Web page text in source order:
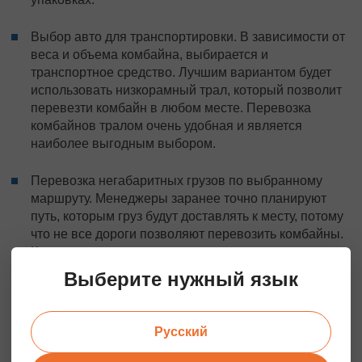
Выбор авто для транспортировки. В зависимости от
веса и объема комбайна, выбирается и
транспортное средство. Лучшим вариантом будет
использовать низкорамный трал, который позволит
перевезти комбайн в любом месте. Перевозка
комбайнов тралом очень удобная и является
наиболее выгодным выбором.
Перевозка негабаритных грузов по выбранному
маршруту. Менеджеры заранее точно планируют
путь, которым груз будут доставлять к месту, потому
что не все дороги позволяют перевозить комбайны.
Кроме того, нужно учесть качество дорожного
покрытия, сезон и погоду, множество других
вопросов. Но мы выбираем максимально быстрый и
Погрузка/выгрузка. Комбайн на трал погружается
Выберите нужный язык
Русский